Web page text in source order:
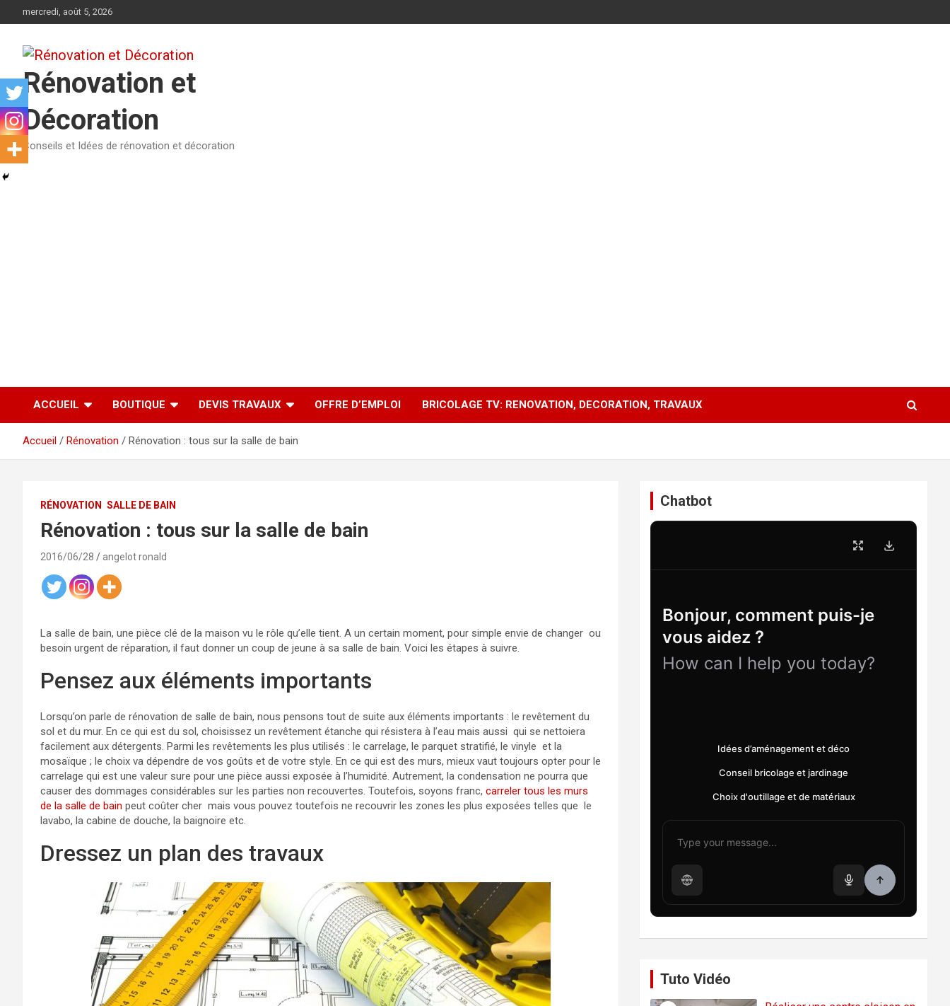
au
mercredi, août 5, 2026
Rénovation et
Décoration
Conseils et Idées de rénovation et décoration
ACCUEIL BOUTIQUE DEVIS TRAVAUX OFFRE D’EMPLOI BRICOLAGE TV: RENOVATION, DECORATION, TRAVAUX
Accueil Rénovation Rénovation : tous sur la salle de bain
RÉNOVATION SALLE DE BAIN
Rénovation : tous sur la salle de bain
2016/06/28 angelot ronald
La salle de bain, une pièce clé de la maison vu le rôle qu’elle tient. A un certain moment, pour simple envie de changer ou
besoin urgent de réparation, il faut donner un coup de jeune à sa salle de bain. Voici les étapes à suivre.
Pensez aux éléments importants
Lorsqu’on parle de rénovation de salle de bain, nous pensons tout de suite aux éléments importants : le revêtement du
sol et du mur. En ce qui est du sol, choisissez un revêtement étanche qui résistera à l’eau mais aussi qui se nettoiera
facilement aux détergents. Parmi les revêtements les plus utilisés : le carrelage, le parquet stratifié, le vinyle et la
mosaïque ; le choix va dépendre de vos goûts et de votre style. En ce qui est des murs, mieux vaut toujours opter pour le
carrelage qui est une valeur sure pour une pièce aussi exposée à l’humidité. Autrement, la condensation ne pourra que
causer des dommages considérables sur les parties non recouvertes. Toutefois, soyons franc, carreler tous les murs
de la salle de bain peut coûter cher mais vous pouvez toutefois ne recouvrir les zones les plus exposées telles que le
lavabo, la cabine de douche, la baignoire etc.
Dressez un plan des travaux
Chatbot
Bonjour, comment puis-je
vous aidez ?
How can I help you today?
Idées d’aménagement et déco
Conseil bricolage et jardinage
Choix d'outillage et de matériaux
Tuto Vidéo